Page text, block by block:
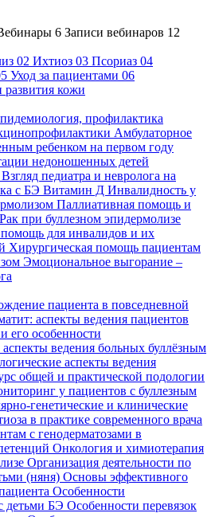
6 Записи вебинаров 12
02 Ихтиоз 03 Псориаз 04
Уход за пациентами 06
кожи
профилактика
Амбулаторное
ребенком на первом году
недоношенных детей
Взгляд педиатра и невролога на
с БЭ Витамин Д Инвалидность у
Паллиативная помощь и
Рак при буллезном эпидермолизе
для инвалидов и их
Хирургическая помощь пациентам
Эмоциональное выгорание –
пациента в повседневной
аспекты ведения пациентов
его особенности
аспекты ведения больных буллёзным
аспекты ведения
общей и практической подологии
у пациентов с буллезным
генетические и клинические
в практике современного врача
с генодерматозами в
Онкология и химиотерапия
Организация деятельности по
(няня) Основы эффективного
Особенности
детьми БЭ Особенности перевязок